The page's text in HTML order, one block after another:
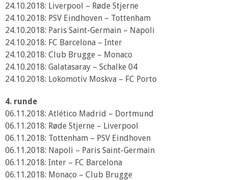
24.10.2018: Liverpool – Røde Stjerne
24.10.2018: PSV Eindhoven – Tottenham
24.10.2018: Paris Saint-Germain – Napoli
24.10.2018: FC Barcelona – Inter
24.10.2018: Club Brugge – Monaco
24.10.2018: Galatasaray – Schalke 04
24.10.2018: Lokomotiv Moskva – FC Porto
4. runde
06.11.2018: Atlético Madrid – Dortmund
06.11.2018: Røde Stjerne – Liverpool
06.11.2018: Tottenham – PSV Eindhoven
06.11.2018: Napoli – Paris Saint-Germain
06.11.2018: Inter – FC Barcelona
06.11.2018: Monaco – Club Brugge